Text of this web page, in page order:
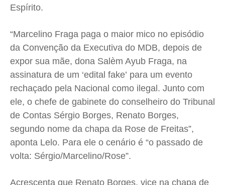
Espírito.
“Marcelino Fraga paga o maior mico no episódio
da Convenção da Executiva do MDB, depois de
expor sua mãe, dona Salèm Ayub Fraga, na
assinatura de um ‘edital fake’ para um evento
rechaçado pela Nacional como ilegal. Junto com
ele, o chefe de gabinete do conselheiro do Tribunal
de Contas Sérgio Borges, Renato Borges,
segundo nome da chapa da Rose de Freitas”,
aponta Lelo. Para ele o cenário é “o passado de
volta: Sérgio/Marcelino/Rose”.
Acrescenta que Renato Borges, vice na chapa de